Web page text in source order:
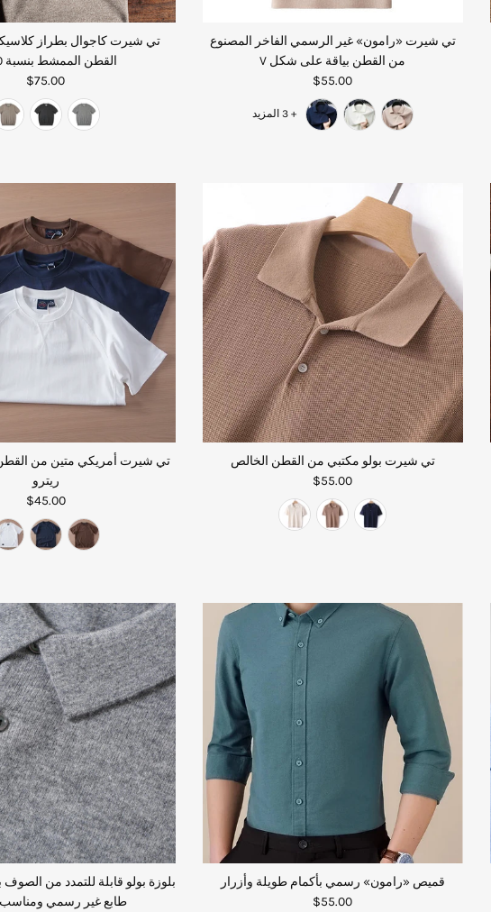
تي شيرت «رامون» غير الرسمي الفاخر المصنوع
من القطن بياقة على شكل V
$55.00
+ 3 المزيد
تي شيرت كاجوال بطراز
القطن الممشط بنسبة 100%
$75.00
تي شيرت بولو مكتبي من القطن الخالص
$55.00
تي شيرت أمريكي متين من القطن
ريترو
$45.00
قميص «رامون» رسمي بأكمام طويلة وأزرار
$55.00
طابع غير رسمي